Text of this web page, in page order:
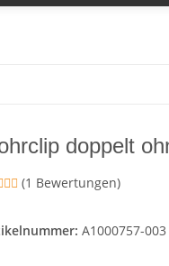
doppelt
(1 Bewertungen)
A1000757-003